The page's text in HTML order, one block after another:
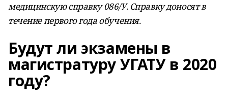
медицинскую справку 086/У. Справку доносят в
течение первого года обучения.
Будут ли экзамены в
магистратуру УГАТУ в 2020
году?